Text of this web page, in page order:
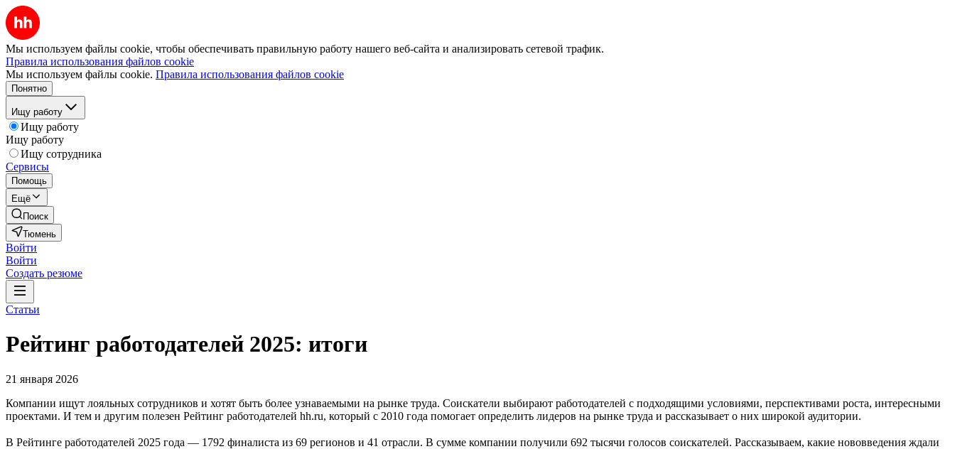
Мы используем файлы cookie, чтобы обеспечивать правильную работу нашего веб-сайта и анализировать сетевой трафик.
Правила использования файлов cookie
Мы используем файлы cookie. Правила использования файлов cookie
Понятно
Ищу работу
Ищу работу
Ищу работу
Ищу сотрудника
Сервисы
Помощь
Ещё
Поиск
Тюмень
Войти
Войти
Создать резюме
Статьи
Рейтинг работодателей 2025: итоги
21 января 2026
Компании ищут лояльных сотрудников и хотят быть более узнаваемыми на рынке труда. Соискатели выбирают работодателей с подходящими условиями, перспективами роста, интересными
проектами. И тем и другим полезен Рейтинг работодателей hh.ru, который с 2010 года помогает определить лидеров на рынке труда и рассказывает о них широкой аудитории.
В Рейтинге работодателей 2025 года — 1792 финалиста из 69 регионов и 41 отрасли. В сумме компании получили 692 тысячи голосов соискателей. Рассказываем, какие нововведения ждали